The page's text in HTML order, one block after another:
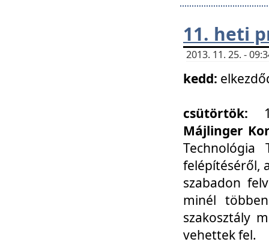
11. heti
2013. 11. 25. -
kedd:
csütörtök:
Májlinger
Technológia
felépítéséről,
szabadon
minél
szakosztály
vehettek fel.